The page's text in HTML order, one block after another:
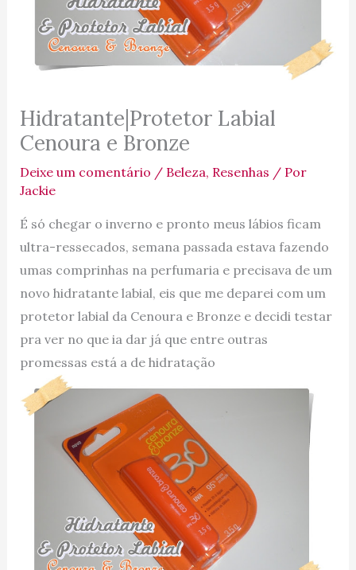
Hidratante|Protetor Labial
Cenoura e Bronze
Deixe um comentário / Beleza, Resenhas / Por
Jackie
É só chegar o inverno e pronto meus lábios ficam
ultra-ressecados, semana passada estava fazendo
umas comprinhas na perfumaria e precisava de um
novo hidratante labial, eis que me deparei com um
protetor labial da Cenoura e Bronze e decidi testar
pra ver no que ia dar já que entre outras
promessas está a de hidratação